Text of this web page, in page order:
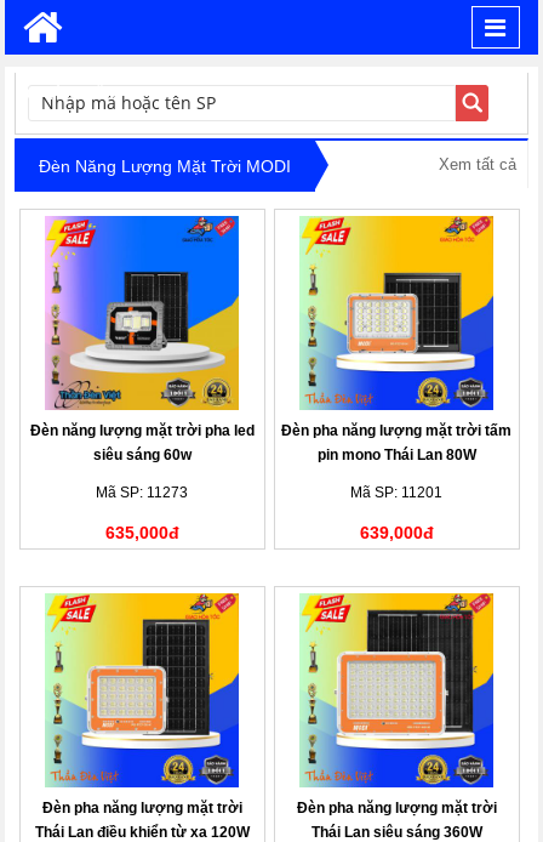
TÌM KIẾM
Đèn Năng Lượng Mặt Trời MODI Xem tất cả
Đèn năng lượng mặt trời pha led
siêu sáng 60w
Mã SP: 11273
635,000đ
Đèn pha năng lượng mặt trời tấm
pin mono Thái Lan 80W
Mã SP: 11201
639,000đ
Đèn pha năng lượng mặt trời
Thái Lan điều khiển từ xa 120W
Đèn pha năng lượng mặt trời
Thái Lan siêu sáng 360W